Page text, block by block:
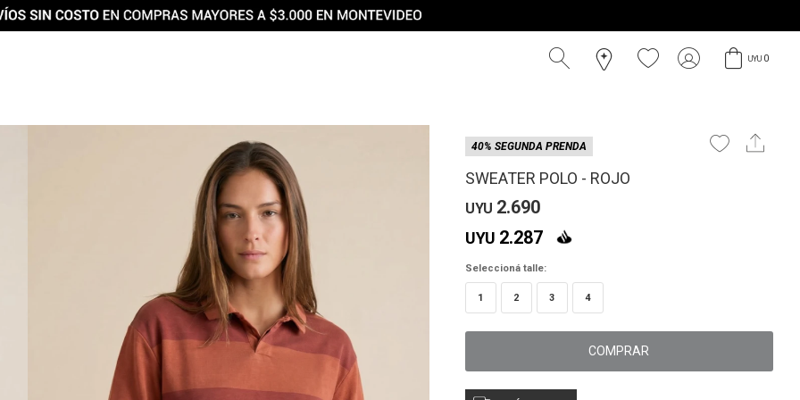
UYU 0
40% SEGUNDA PRENDA
SWEATER POLO - ROJO
UYU 2.690
UYU 2.287
Seleccioná talle:
1 2 3 4
COMPRAR